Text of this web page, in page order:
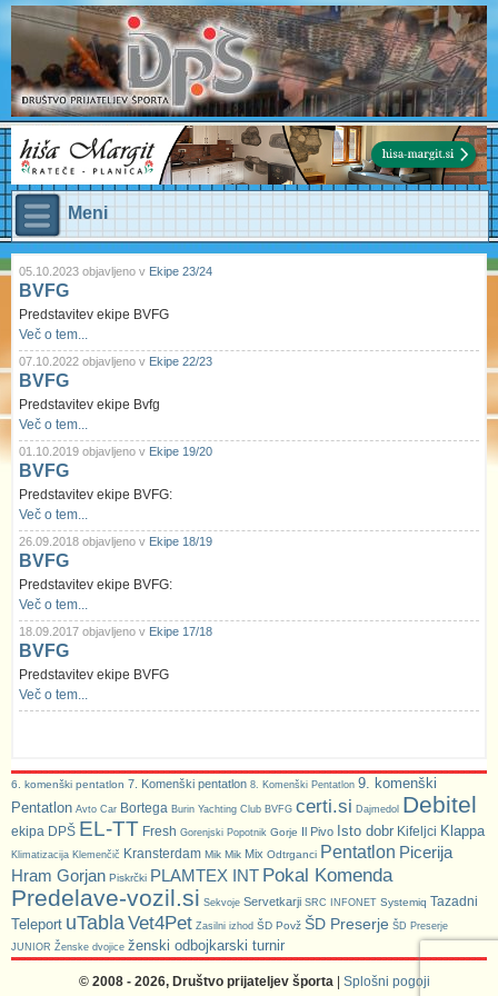
Meni
05.10.2023 objavljeno v Ekipe 23/24
BVFG
Predstavitev ekipe BVFG
Več o tem...
07.10.2022 objavljeno v Ekipe 22/23
BVFG
Predstavitev ekipe Bvfg
Več o tem...
01.10.2019 objavljeno v Ekipe 19/20
BVFG
Predstavitev ekipe BVFG:
Več o tem...
26.09.2018 objavljeno v Ekipe 18/19
BVFG
Predstavitev ekipe BVFG:
Več o tem...
18.09.2017 objavljeno v Ekipe 17/18
BVFG
Predstavitev ekipe BVFG
Več o tem...
6. komenški pentatlon 7. Komenški pentatlon 8. Komenški Pentatlon 9. komenški
Pentatlon Avto Car Bortega Burin Yachting Club BVFG certi.si Dajmedol Debitel
ekipa DPŠ EL-TT Fresh Gorenjski Popotnik Gorje Il Pivo Isto dobr Kifeljci Klappa
Klimatizacija Klemenčič Kransterdam Mik Mik Mix Odtrganci Pentatlon Picerija
Hram Gorjan Piskrčki PLAMTEX INT Pokal Komenda
Predelave-vozil.si Sekvoje Servetkarji SRC INFONET Systemiq Tazadni
Teleport uTabla Vet4Pet Zasilni izhod ŠD Povž ŠD Preserje ŠD Preserje
JUNIOR Ženske dvojice ženski odbojkarski turnir
© 2008 - 2026, Društvo prijateljev športa
Splošni pogoji